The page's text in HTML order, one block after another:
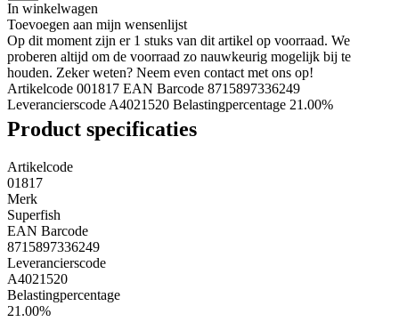
In winkelwagen
Toevoegen aan mijn wensenlijst
Op dit moment zijn er 1 stuks van dit artikel op voorraad. We
proberen altijd om de voorraad zo nauwkeurig mogelijk bij te
houden. Zeker weten? Neem even contact met ons op!
Artikelcode 001817 EAN Barcode 8715897336249
Leverancierscode A4021520 Belastingpercentage 21.00%
Product specificaties
Artikelcode
01817
Merk
Superfish
EAN Barcode
8715897336249
Leverancierscode
A4021520
Belastingpercentage
21.00%